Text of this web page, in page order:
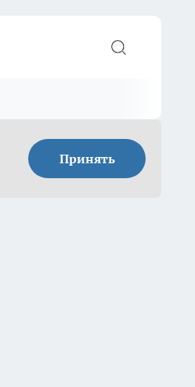
Принять